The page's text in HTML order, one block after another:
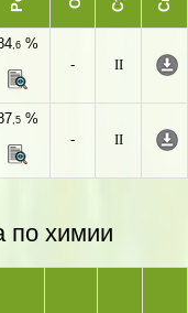
,6%
-
II
,5%
-
II
по химии